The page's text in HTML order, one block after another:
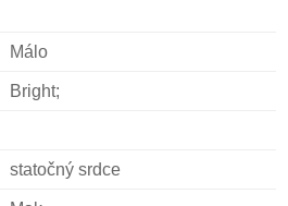
Málo
Bright;
statočný srdce